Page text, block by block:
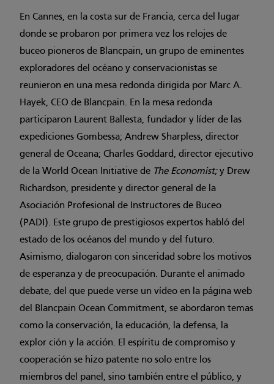
En Cannes, en la costa sur de Francia, cerca del lugar
donde se probaron por primera vez los relojes de
buceo pioneros de Blancpain, un grupo de eminentes
exploradores del océano y conservacionistas se
reunieron en una mesa redonda dirigida por Marc A.
Hayek, CEO de Blancpain. En la mesa redonda
participaron Laurent Ballesta, fundador y líder de las
expediciones Gombessa; Andrew Sharpless, director
general de Oceana; Charles Goddard, director ejecutivo
de la World Ocean Initiative de The Economist;y Drew
Richardson, presidente y director general de la
Asociación Profesional de Instructores de Buceo
(PADI). Este grupo de prestigiosos expertos habló del
estado de los océanos del mundo y del futuro.
Asimismo, dialogaron con sinceridad sobre los motivos
de esperanza y de preocupación. Durante el animado
debate, del que puede verse un vídeo en la página web
del Blancpain Ocean Commitment, se abordaron temas
como la conservación, la educación, la defensa, la
explor ción y la acción. El espíritu de compromiso y
cooperación se hizo patente no solo entre los
miembros del panel, sino también entre el público, y